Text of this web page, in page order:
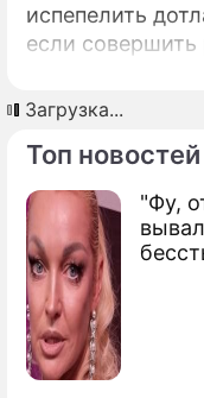
Топ
"Фу,
испепелить
если
Загрузка...